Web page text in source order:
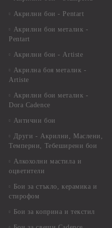
Акрилни бои - Pentart
Акрилни бои металик -
Pentart
Акрилни бои - Artiste
Акрилна боя металик -
Artiste
Акрилни бои металик -
Dora Cadence
Антични бои
Други - Акрилни, Маслени,
Темперни, Тебеширени бои
Алкохолни мастила и
оцветители
Бои за стъкло, керамика и
стирофом
Бои за коприна и текстил